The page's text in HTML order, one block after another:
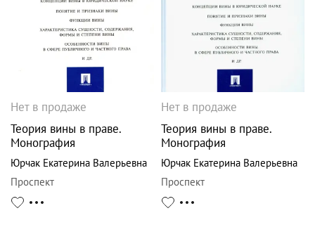
Нет в продаже
Теория вины в праве.
Монография
Юрчак Екатерина Валерьевна
Проспект
Нет в продаже
Теория вины в праве.
Монография
Юрчак Екатерина Валерьевна
Проспект